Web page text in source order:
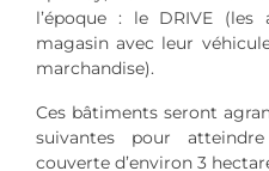
l’époque : le DRIVE
magasin avec leur
marchandise).
Ces bâtiments seront
suivantes pour
couverte d’environ 3